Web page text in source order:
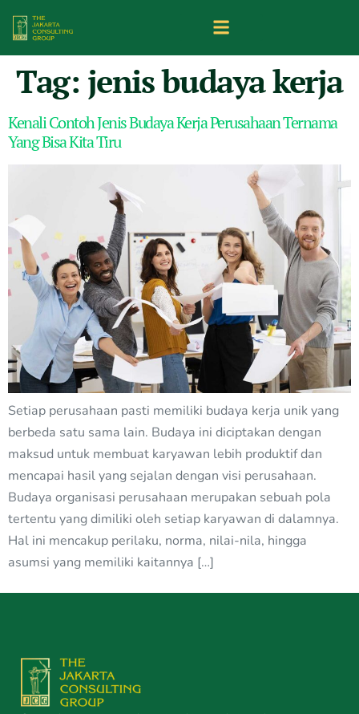
Tag: jenis budaya kerja
Kenali Contoh Jenis Budaya Kerja Perusahaan Ternama
Yang Bisa Kita Tiru
Setiap perusahaan pasti memiliki budaya kerja unik yang
berbeda satu sama lain. Budaya ini diciptakan dengan
maksud untuk membuat karyawan lebih produktif dan
mencapai hasil yang sejalan dengan visi perusahaan.
Budaya organisasi perusahaan merupakan sebuah pola
tertentu yang dimiliki oleh setiap karyawan di dalamnya.
Hal ini mencakup perilaku, norma, nilai-nila, hingga
asumsi yang memiliki kaitannya […]